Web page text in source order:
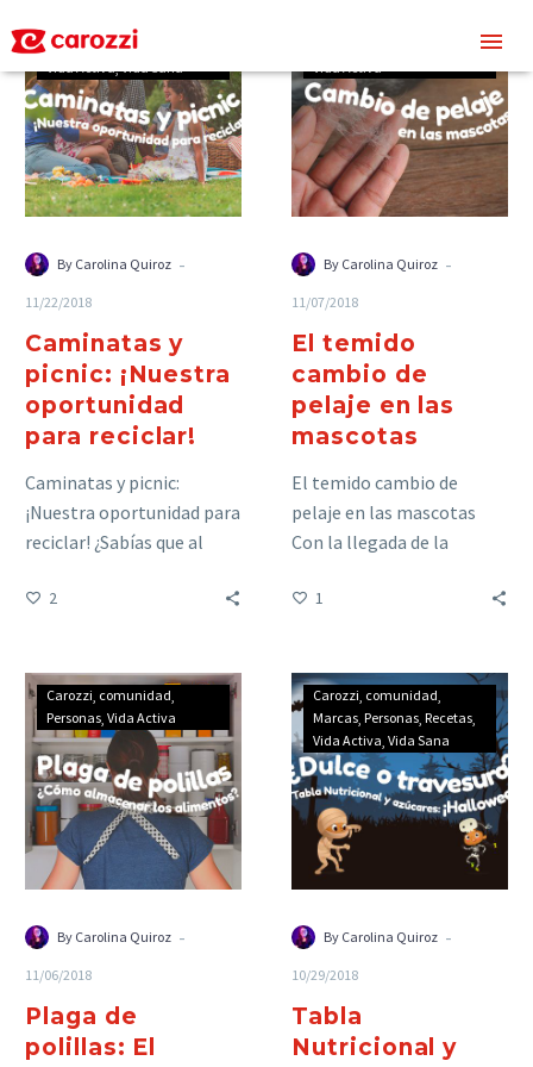
Personas Sostenibilidad
Vida Activa Vida Sana
By Carolina Quiroz -
11/22/2018
Caminatas y
picnic: ¡Nuestra
oportunidad
para reciclar!
Caminatas y picnic:
¡Nuestra oportunidad para
reciclar! ¿Sabías que al
mañana la sensación de
2
Vida Activa
By Carolina Quiroz -
11/07/2018
El temido
cambio de
pelaje en las
mascotas
El temido cambio de
pelaje en las mascotas
Con la llegada de la
mascotas se deshacen del
1
Carozzi comunidad
Personas Vida Activa
By Carolina Quiroz -
11/06/2018
Plaga de
polillas: El
Carozzi comunidad
Marcas Personas Recetas
Vida Activa Vida Sana
By Carolina Quiroz -
10/29/2018
Tabla
Nutricional y